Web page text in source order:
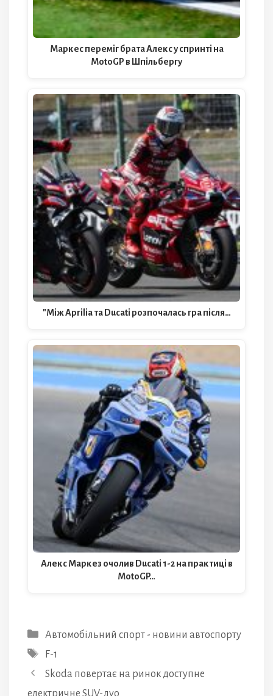
Маркес переміг брата Алекс у спринті на
MotoGP в Шпільбергу
"Між Aprilia та Ducati розпочалась гра після…
Алекс Маркез очолив Ducati 1-2 на практиці в
MotoGP…
Категорії
Автомобільний спорт - новини автоспорту
Позначки
F-1
Skoda повертає на ринок доступне
електричне SUV-дуо